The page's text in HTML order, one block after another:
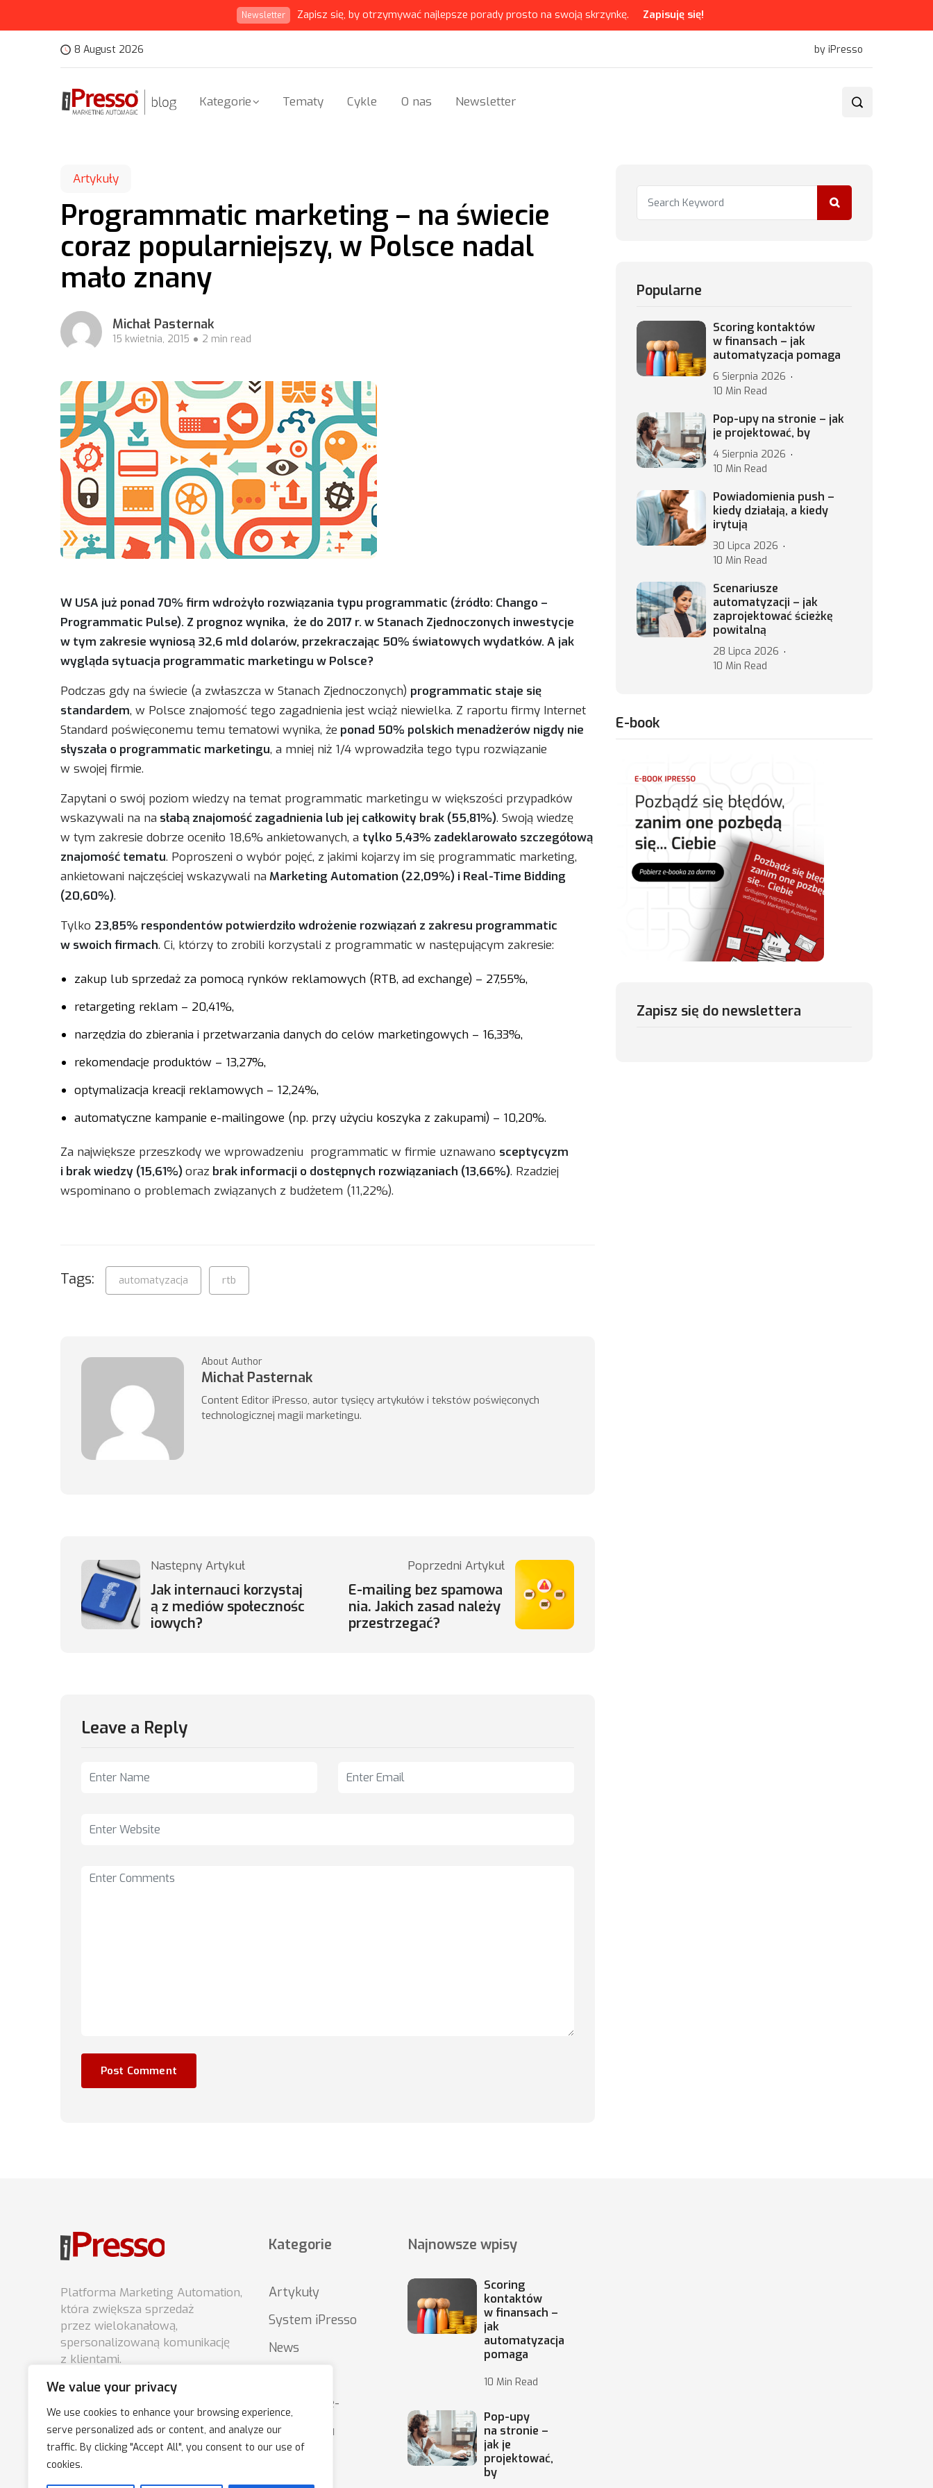
We value your privacy
We use cookies to enhance your browsing experience,
serve personalized ads or content, and analyze our
traffic. By clicking "Accept All", you consent to our use of
cookies.
Newsletter Zapisz się, by otrzymywać najlepsze porady prosto na swoją skrzynkę. Zapisuję się!
8 August 2026 by iPresso
Kategorie Tematy Cykle O nas Newsletter
Artykuły
Programmatic marketing – na świecie
coraz popularniejszy, w Polsce nadal
mało znany
Michał Pasternak
15 kwietnia, 2015 2 min read
W USA już ponad 70% firm wdrożyło rozwiązania typu programmatic (źródło: Chango –
Programmatic Pulse). Z prognoz wynika, że do 2017 r. w Stanach Zjednoczonych inwestycje
w tym zakresie wyniosą 32,6 mld dolarów, przekraczając 50% światowych wydatków. A jak
wygląda sytuacja programmatic marketingu w Polsce?
Podczas gdy na świecie (a zwłaszcza w Stanach Zjednoczonych) programmatic staje się
standardem, w Polsce znajomość tego zagadnienia jest wciąż niewielka. Z raportu firmy Internet
Standard poświęconemu temu tematowi wynika, że ponad 50% polskich menadżerów nigdy nie
słyszała o programmatic marketingu, a mniej niż 1/4 wprowadziła tego typu rozwiązanie
w swojej firmie.
Zapytani o swój poziom wiedzy na temat programmatic marketingu w większości przypadków
wskazywali na na słabą znajomość zagadnienia lub jej całkowity brak (55,81%). Swoją wiedzę
w tym zakresie dobrze oceniło 18,6% ankietowanych, a tylko 5,43% zadeklarowało szczegółową
znajomość tematu. Poproszeni o wybór pojęć, z jakimi kojarzy im się programmatic marketing,
ankietowani najczęściej wskazywali na Marketing Automation (22,09%) i Real-Time Bidding
(20,60%).
Tylko 23,85% respondentów potwierdziło wdrożenie rozwiązań z zakresu programmatic
w swoich firmach. Ci, którzy to zrobili korzystali z programmatic w następującym zakresie:
zakup lub sprzedaż za pomocą rynków reklamowych (RTB, ad exchange) – 27,55%,
retargeting reklam – 20,41%,
narzędzia do zbierania i przetwarzania danych do celów marketingowych – 16,33%,
rekomendacje produktów – 13,27%,
optymalizacja kreacji reklamowych – 12,24%,
automatyczne kampanie e-mailingowe (np. przy użyciu koszyka z zakupami) – 10,20%.
Za największe przeszkody we wprowadzeniu programmatic w firmie uznawano sceptycyzm
i brak wiedzy (15,61%) oraz brak informacji o dostępnych rozwiązaniach (13,66%). Rzadziej
wspominano o problemach związanych z budżetem (11,22%).
Tags: automatyzacja rtb
About Author
Michał Pasternak
Content Editor iPresso, autor tysięcy artykułów i tekstów poświęconych
technologicznej magii marketingu.
Następny Artykuł
Jak internauci korzystaj
ą z mediów społecznośc
iowych?
Poprzedni Artykuł
E-mailing bez spamowa
nia. Jakich zasad należy
przestrzegać?
Leave a Reply
Popularne
Scoring kontaktów
w finansach – jak
automatyzacja pomaga
6 Sierpnia 2026
10 Min Read
Pop-upy na stronie – jak
je projektować, by
4 Sierpnia 2026
10 Min Read
Powiadomienia push –
kiedy działają, a kiedy
irytują
30 Lipca 2026
10 Min Read
Scenariusze
automatyzacji – jak
zaprojektować ścieżkę
powitalną
28 Lipca 2026
10 Min Read
E-book
Zapisz się do newslettera
Platforma Marketing Automation,
która zwiększa sprzedaż
przez wielokanałową,
spersonalizowaną komunikację
z klientami.
Kategorie
Artykuły
System iPresso
News
Podstawy e-
marketingu
Najnowsze wpisy
Scoring
kontaktów
w finansach –
jak
automatyzacja
pomaga
10 Min Read
Pop-upy
na stronie –
jak je
projektować,
by